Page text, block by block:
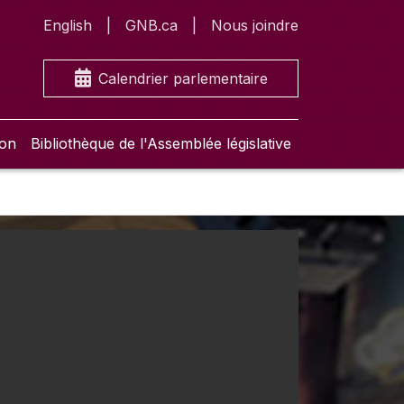
English GNB.ca Nous joindre
Calendrier parlementaire
Bibliothèque de l'Assemblée législative